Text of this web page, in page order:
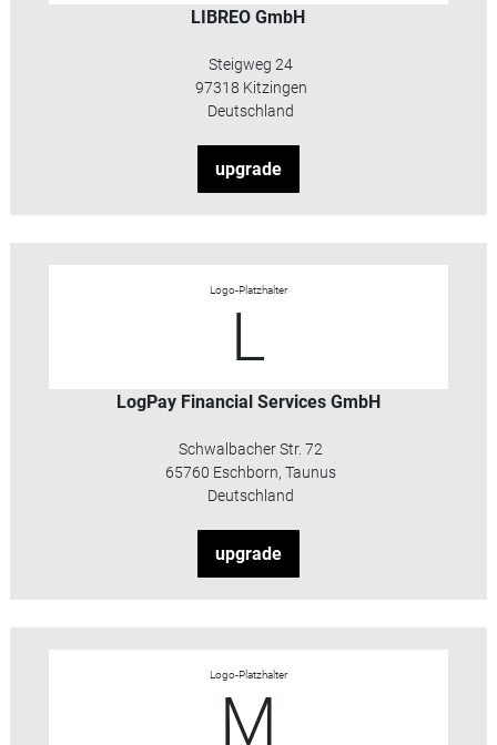
LIBREO GmbH
Steigweg 24
97318 Kitzingen
Deutschland
upgrade
Logo-Platzhalter
L
LogPay Financial Services GmbH
Schwalbacher Str. 72
65760 Eschborn, Taunus
Deutschland
upgrade
Logo-Platzhalter
M